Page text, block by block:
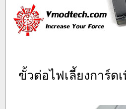
ขั้วต่อไฟเลี้ยงการ์ด